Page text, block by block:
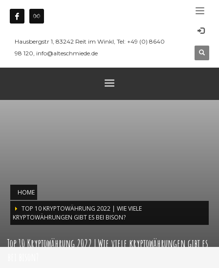
Hausbergstr 1, 83242 Reit im Winkl, Tel: +49 (0) 8640
98 120, info@alteschmiede.de
HOME
TOP 10 KRYPTOWÄHRUNG 2022 | WIE VIELE
KRYPTOWÄHRUNGEN GIBT ES BEI BISON?
Top 10 Kryptowährung 2022 | Wie viele kryptowährungen gibt es